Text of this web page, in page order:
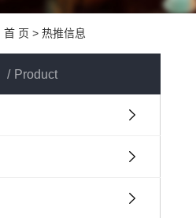
首 页 > 热推信息
Product